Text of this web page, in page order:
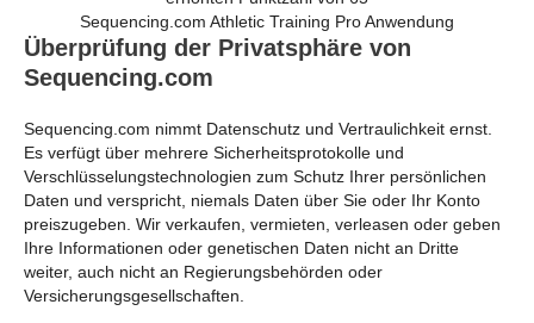
Sequencing.com Athletic Training Pro Anwendung
Überprüfung der Privatsphäre von
Sequencing.com
Sequencing.com nimmt Datenschutz und Vertraulichkeit ernst.
Es verfügt über mehrere Sicherheitsprotokolle und
Verschlüsselungstechnologien zum Schutz Ihrer persönlichen
Daten und verspricht, niemals Daten über Sie oder Ihr Konto
preiszugeben. Wir verkaufen, vermieten, verleasen oder geben
Ihre Informationen oder genetischen Daten nicht an Dritte
weiter, auch nicht an Regierungsbehörden oder
Versicherungsgesellschaften.